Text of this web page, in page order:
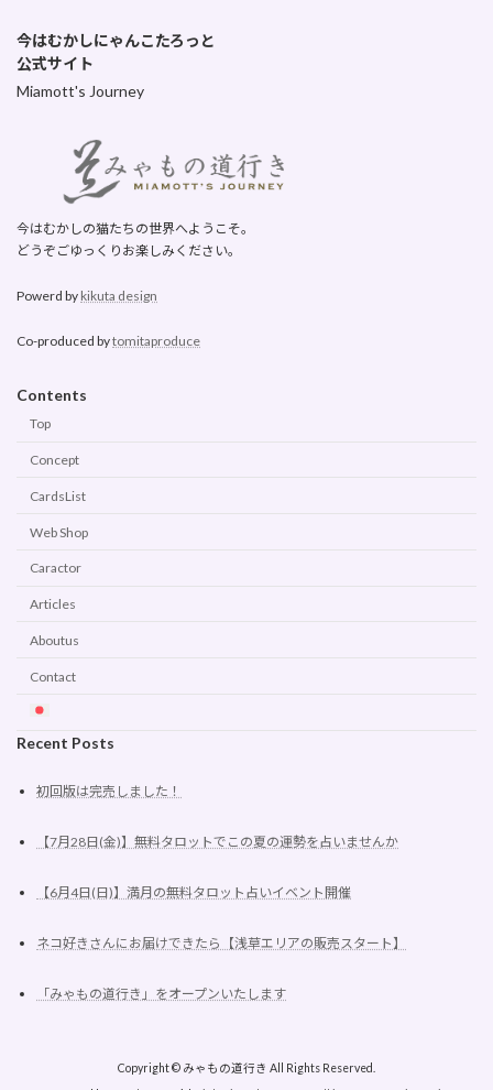
今はむかしにゃんこたろっと
公式サイト
Miamott's Journey
今はむかしの猫たちの世界へようこそ。
どうぞごゆっくりお楽しみください。
Powerd by kikuta design
Co-produced bytomitaproduce
Contents
Top
Concept
CardsList
Web Shop
Caractor
Articles
Aboutus
Contact
Recent Posts
初回版は完売しました！
【7月28日(金)】無料タロットでこの夏の運勢を占いませんか
【6月4日(日)】満月の無料タロット占いイベント開催
ネコ好きさんにお届けできたら【浅草エリアの販売スタート】
「みゃもの道行き」をオープンいたします
Copyright © みゃもの道行き All Rights Reserved.